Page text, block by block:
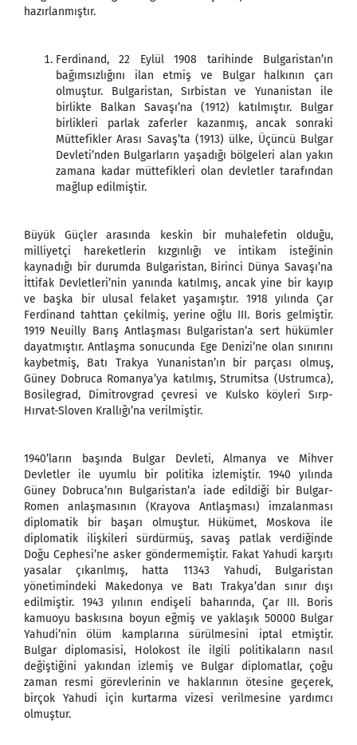
hazırlanmıştır.
Ferdinand, 22 Eylül 1908 tarihinde Bulgaristan’ın
bağımsızlığını ilan etmiş ve Bulgar halkının çarı
olmuştur. Bulgaristan, Sırbistan ve Yunanistan ile
birlikte Balkan Savaşı’na (1912) katılmıştır. Bulgar
birlikleri parlak zaferler kazanmış, ancak sonraki
Müttefikler Arası Savaş’ta (1913) ülke, Üçüncü Bulgar
Devleti’nden Bulgarların yaşadığı bölgeleri alan yakın
zamana kadar müttefikleri olan devletler tarafından
mağlup edilmiştir.
Büyük Güçler arasında keskin bir muhalefetin olduğu,
milliyetçi hareketlerin kızgınlığı ve intikam isteğinin
kaynadığı bir durumda Bulgaristan, Birinci Dünya Savaşı’na
İttifak Devletleri’nin yanında katılmış, ancak yine bir kayıp
ve başka bir ulusal felaket yaşamıştır. 1918 yılında Çar
Ferdinand tahttan çekilmiş, yerine oğlu III. Boris gelmiştir.
1919 Neuilly Barış Antlaşması Bulgaristan’a sert hükümler
dayatmıştır. Antlaşma sonucunda Ege Denizi’ne olan sınırını
kaybetmiş, Batı Trakya Yunanistan’ın bir parçası olmuş,
Güney Dobruca Romanya’ya katılmış, Strumitsa (Ustrumca),
Bosilegrad, Dimitrovgrad çevresi ve Kulsko köyleri Sırp-
Hırvat-Sloven Krallığı’na verilmiştir.
1940’ların başında Bulgar Devleti, Almanya ve Mihver
Devletler ile uyumlu bir politika izlemiştir. 1940 yılında
Güney Dobruca’nın Bulgaristan’a iade edildiği bir Bulgar-
Romen anlaşmasının (Krayova Antlaşması) imzalanması
diplomatik bir başarı olmuştur. Hükümet, Moskova ile
diplomatik ilişkileri sürdürmüş, savaş patlak verdiğinde
Doğu Cephesi’ne asker göndermemiştir. Fakat Yahudi karşıtı
yasalar çıkarılmış, hatta 11343 Yahudi, Bulgaristan
yönetimindeki Makedonya ve Batı Trakya’dan sınır dışı
edilmiştir. 1943 yılının endişeli baharında, Çar III. Boris
kamuoyu baskısına boyun eğmiş ve yaklaşık 50000 Bulgar
Yahudi’nin ölüm kamplarına sürülmesini iptal etmiştir.
Bulgar diplomasisi, Holokost ile ilgili politikaların nasıl
değiştiğini yakından izlemiş ve Bulgar diplomatlar, çoğu
zaman resmi görevlerinin ve haklarının ötesine geçerek,
birçok Yahudi için kurtarma vizesi verilmesine yardımcı
olmuştur.